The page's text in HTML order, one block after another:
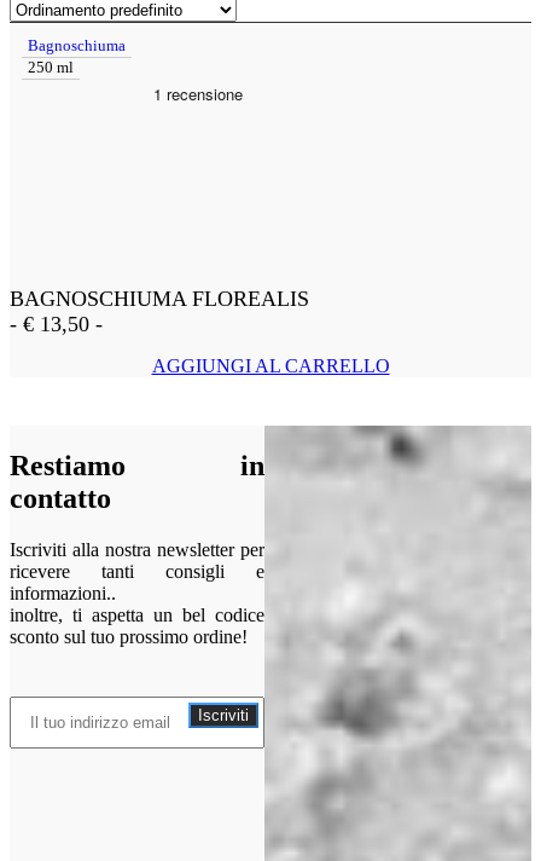
Bagnoschiuma
250 ml
BAGNOSCHIUMA FLOREALIS
- € 13,50 -
AGGIUNGI AL CARRELLO
Restiamo in
contatto
Iscriviti alla nostra newsletter per
ricevere tanti consigli e
informazioni..
inoltre, ti aspetta un bel codice
sconto sul tuo prossimo ordine!
Iscriviti